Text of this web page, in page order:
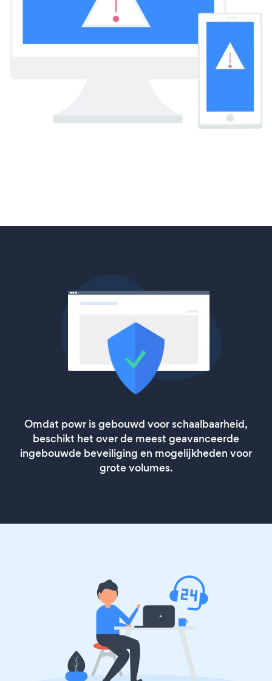
Omdat powr is gebouwd voor schaalbaarheid,
beschikt het over de meest geavanceerde
ingebouwde beveiliging en mogelijkheden voor
grote volumes.